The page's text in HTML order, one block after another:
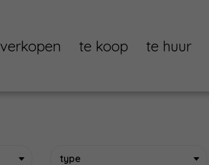
verkopen te koop te huur
type